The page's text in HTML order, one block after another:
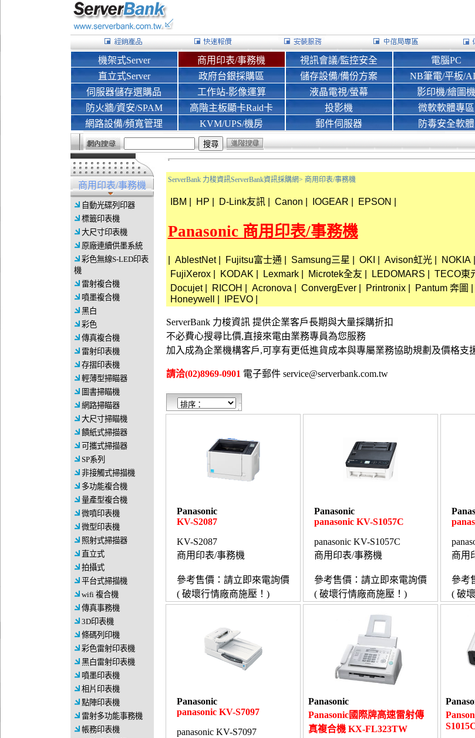
機架式Server
直立式Server
伺服器儲存選購品
防火牆/資安/SPAM
網路設備/頻寬管理
商用印表/事務機
政府台銀採購區
工作站-影像運算
高階主板顯卡Raid卡
KVM/UPS/機房
視訊會議/監控安全
儲存設備/備份方案
液晶電視/螢幕
投影機
郵件伺服器
電腦PC
NB筆電/平板/
影印機/繪圖機
微軟軟體專區
防毒安全軟體
商用印表/事務機
自動光碟列印器
標籤印表機
大尺寸印表機
原廠連續供墨系統
彩色無線S-LED印表
機
雷射複合機
噴墨複合機
黑白
彩色
傳真複合機
雷射印表機
存摺印表機
輕薄型掃瞄器
圖書掃瞄機
網路掃瞄器
大尺寸掃瞄機
饋紙式掃描器
可攜式掃描器
SP系列
非接觸式掃描機
多功能複合機
量產型複合機
微噴印表機
微型印表機
照射式掃描器
直立式
拍攝式
平台式掃描機
wifi 複合機
傳真事務機
3D印表機
條碼列印機
彩色雷射印表機
黑白雷射印表機
噴墨印表機
相片印表機
點陣印表機
雷射多功能事務機
帳務印表機
ServerBank 力梭資訊ServerBank資訊採購網> 商用印表/事務機
IBM HP D-Link友訊 Canon IOGEAR EPSON
Panasonic 商用印表/事務機
AblestNet Fujitsu富士通 Samsung三星 OKI Avison虹光 NOKIA
FujiXerox
KODAK Lexmark Microtek全友 LEDOMARS TECO東
Docujet
RICOH Acronova ConvergEver Printronix Pantum 奔圖
Honeywell
IPEVO
ServerBank 力梭資訊 提供企業客戶長期與大量採購折扣
不必費心搜尋比價,直接來電由業務專員為您服務
加入成為企業機構客戶,可享有更低進貨成本與專屬業務協助規劃及價格支
請洽(02)8969-0901 電子郵件 service@serverbank.com.tw
Panasonic
KV-S2087
KV-S2087
商用印表/事務機
參考售價：請立即來電詢價
( 破壞行情廠商施壓！)
Panasonic
panasonic KV-S1057C
panasonic KV-S1057C
商用印表/事務機
參考售價：請立即來電詢價
( 破壞行情廠商施壓！)
商用
參考
( 破
Panasonic
panasonic KV-S7097
panasonic KV-S7097
Panasonic
Panasonic國際牌高速雷射傳
真複合機 KX-FL323TW